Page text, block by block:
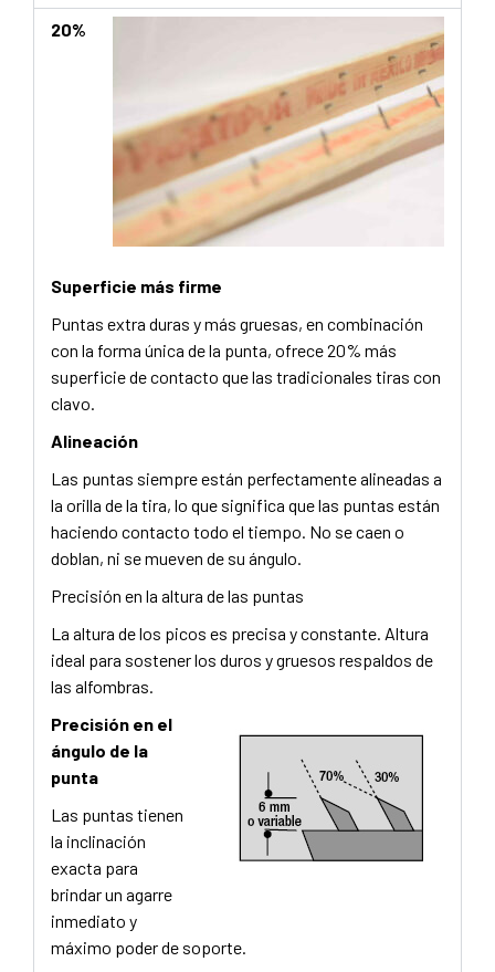
20%
Superficie más firme
Puntas extra duras y más gruesas, en combinación
con la forma única de la punta, ofrece 20% más
superficie de contacto que las tradicionales tiras con
clavo.
Alineación
Las puntas siempre están perfectamente alineadas a
la orilla de la tira, lo que significa que las puntas están
haciendo contacto todo el tiempo. No se caen o
doblan, ni se mueven de su ángulo.
Precisión en la altura de las puntas
La altura de los picos es precisa y constante. Altura
ideal para sostener los duros y gruesos respaldos de
las alfombras.
Precisión en el
ángulo de la
punta
Las puntas tienen
la inclinación
exacta para
brindar un agarre
inmediato y
máximo poder de soporte.